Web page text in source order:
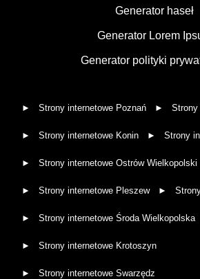
Generator haseł
Generator Lorem
Generator polityki
Strony internetowe Poznań Strony
Strony internetowe Konin Strony
Strony internetowe Ostrów Wielkopolski
Strony internetowe Pleszew
Strony internetowe Środa Wielkopolska
Strony internetowe Krotoszyn
Strony internetowe Swarzędz